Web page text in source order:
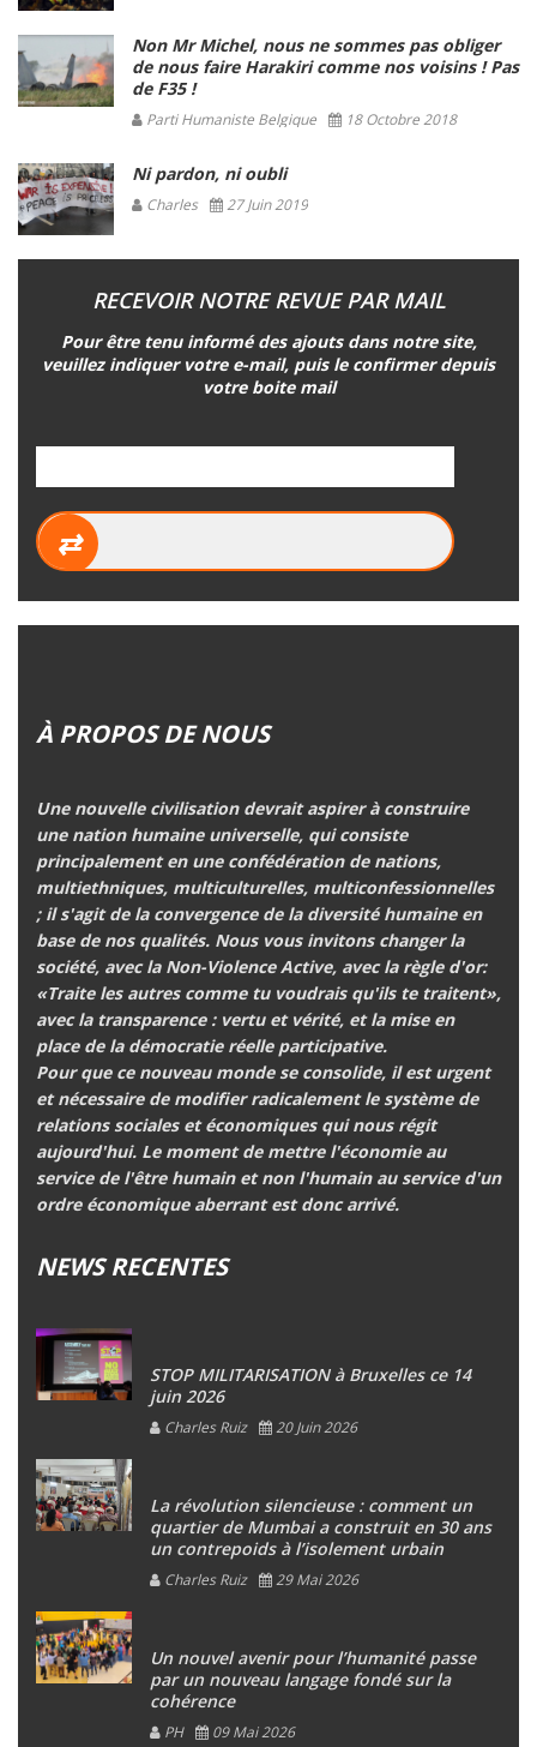
Non Mr Michel, nous ne sommes pas obliger
de nous faire Harakiri comme nos voisins ! Pas
de F35 !
Parti Humaniste Belgique 18 Octobre 2018
Ni pardon, ni oubli
Charles 27 Juin 2019
RECEVOIR NOTRE REVUE PAR MAIL
Pour être tenu informé des ajouts dans notre site,
veuillez indiquer votre e-mail, puis le confirmer depuis
votre boite mail
⇄
À PROPOS DE NOUS
Une nouvelle civilisation devrait aspirer à construire
une nation humaine universelle, qui consiste
principalement en une confédération de nations,
multiethniques, multiculturelles, multiconfessionnelles
; il s'agit de la convergence de la diversité humaine en
base de nos qualités. Nous vous invitons changer la
société, avecla Non-Violence Active, avec la règle d'or:
«Traite les autres comme tu voudrais qu'ils te traitent»,
avec la transparence : vertu et vérité, et la mise en
place de la démocratie réelle participative.
Pour que ce nouveau monde se consolide, il est urgent
et nécessaire de modifier radicalement le système de
relations sociales et économiques qui nous régit
aujourd'hui. Le moment de mettre l'économie au
service de l'être humain et non l'humain au service d'un
ordre économique aberrant est donc arrivé.
NEWS RECENTES
STOP MILITARISATION à Bruxelles ce 14
juin 2026
Charles Ruiz 20 Juin 2026
La révolution silencieuse : comment un
quartier de Mumbai a construit en 30 ans
un contrepoids à l’isolement urbain
Charles Ruiz 29 Mai 2026
Un nouvel avenir pour l’humanité passe
par un nouveau langage fondé sur la
cohérence
PH 09 Mai 2026